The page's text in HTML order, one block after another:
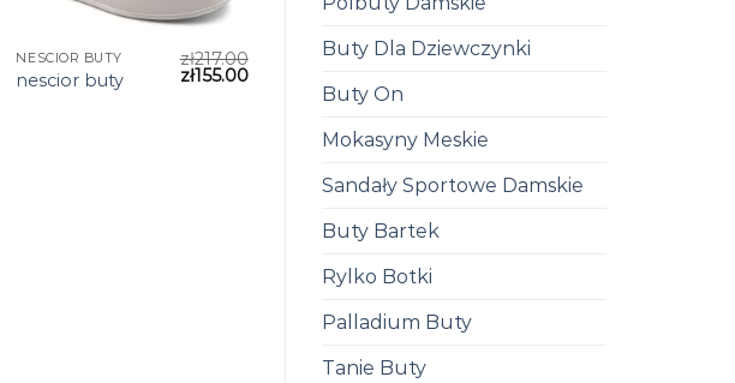
Buty Dla Dziewczynki
Buty On
Mokasyny Meskie
Sandały Sportowe Damskie
Buty Bartek
Rylko Botki
Palladium Buty
Tanie Buty
NESCIOR BUTY
nescior buty
zł217.00
zł155.00